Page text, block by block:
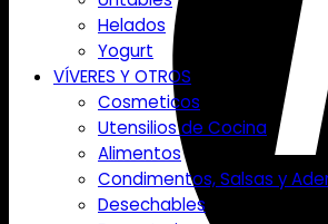
Helados
Yogurt
VÍVERES Y OTROS
Cosmeticos
Utensilios de Cocina
Alimentos
Condimentos, Salsas y
Desechables